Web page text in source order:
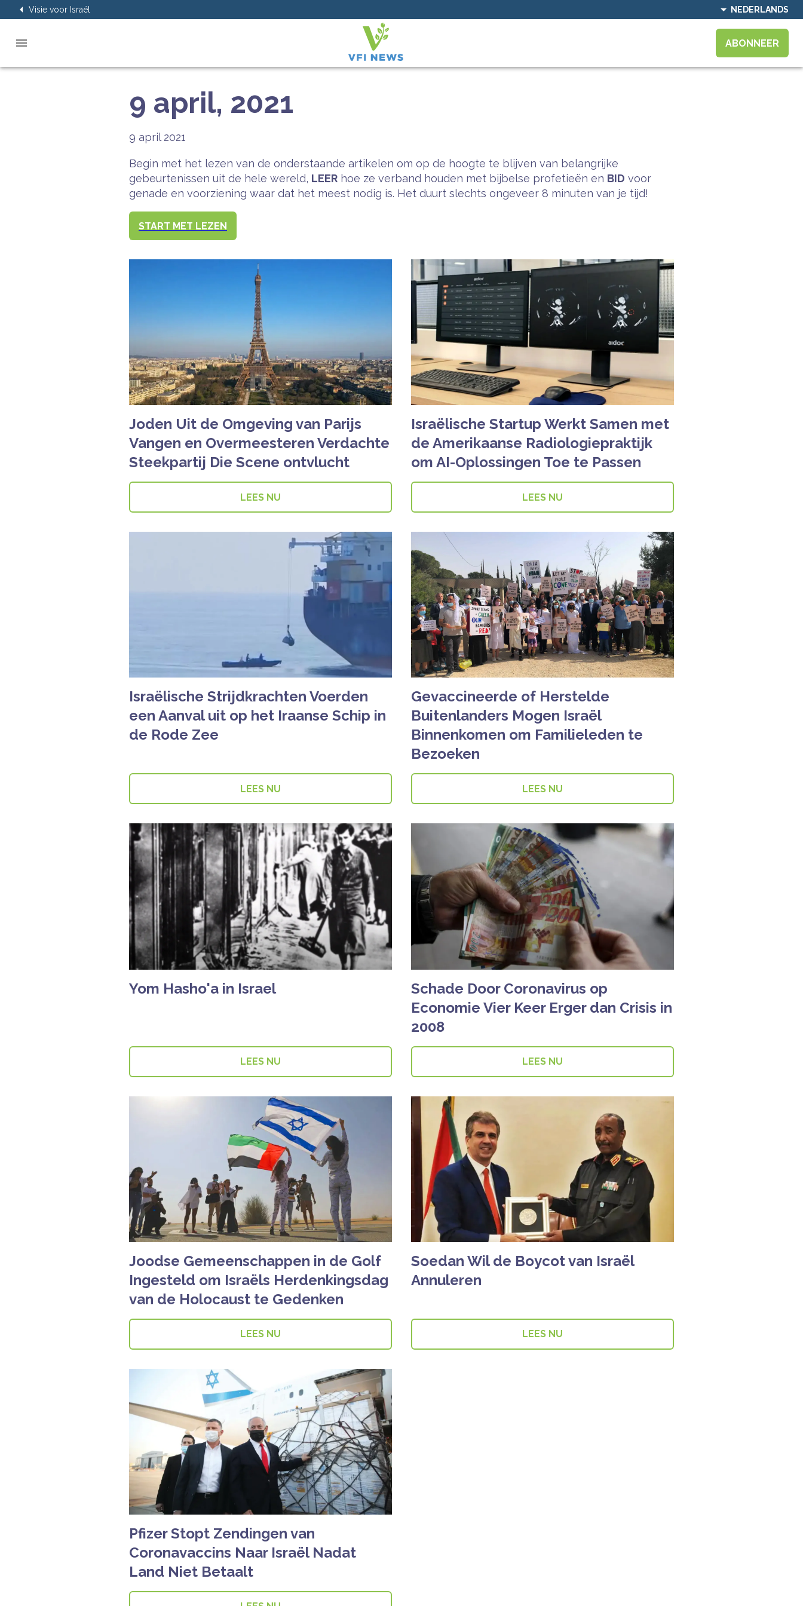
Visie voor Israël NEDERLANDS
ABONNEER
9 april, 2021
9 april 2021
Begin met het lezen van de onderstaande artikelen om op de hoogte te blijven van belangrijke
gebeurtenissen uit de hele wereld, LEER hoe ze verband houden met bijbelse profetieën en BID voor
genade en voorziening waar dat het meest nodig is. Het duurt slechts ongeveer 8 minuten van je tijd!
START MET LEZEN
Joden Uit de Omgeving van Parijs
Vangen en Overmeesteren Verdachte
Steekpartij Die Scene ontvlucht
LEES NU
Israëlische Startup Werkt Samen met
de Amerikaanse Radiologiepraktijk
om AI-Oplossingen Toe te Passen
LEES NU
Israëlische Strijdkrachten Voerden
een Aanval uit op het Iraanse Schip in
de Rode Zee
LEES NU
Gevaccineerde of Herstelde
Buitenlanders Mogen Israël
Binnenkomen om Familieleden te
Bezoeken
LEES NU
Yom Hasho'a in Israel
LEES NU
Schade Door Coronavirus op
Economie Vier Keer Erger dan Crisis in
2008
LEES NU
Joodse Gemeenschappen in de Golf
Ingesteld om Israëls Herdenkingsdag
van de Holocaust te Gedenken
LEES NU
Soedan Wil de Boycot van Israël
Annuleren
LEES NU
Pfizer Stopt Zendingen van
Coronavaccins Naar Israël Nadat
Land Niet Betaalt